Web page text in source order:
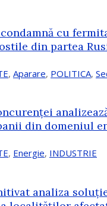
condamnă cu
din partea
, Aparare, POLITICA,
din domeniul
, Energie, INDUSTRIE
analiza